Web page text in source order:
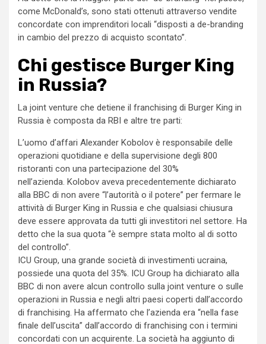
come McDonald’s, sono stati ottenuti attraverso vendite
concordate con imprenditori locali “disposti a de-branding
in cambio del prezzo di acquisto scontato”.
Chi gestisce Burger King
in Russia?
La joint venture che detiene il franchising di Burger King in
Russia è composta da RBI e altre tre parti:
L’uomo d’affari Alexander Kobolov è responsabile delle
operazioni quotidiane e della supervisione degli 800
ristoranti con una partecipazione del 30%
nell’azienda. Kolobov aveva precedentemente dichiarato
alla BBC di non avere “l’autorità o il potere” per fermare le
attività di Burger King in Russia e che qualsiasi chiusura
deve essere approvata da tutti gli investitori nel settore. Ha
detto che la sua quota “è sempre stata molto al di sotto
del controllo”.
ICU Group, una grande società di investimenti ucraina,
possiede una quota del 35%. ICU Group ha dichiarato alla
BBC di non avere alcun controllo sulla joint venture o sulle
operazioni in Russia e negli altri paesi coperti dall’accordo
di franchising. Ha affermato che l’azienda era “nella fase
finale dell’uscita” dall’accordo di franchising con i termini
concordati con un acquirente. La società ha aggiunto di